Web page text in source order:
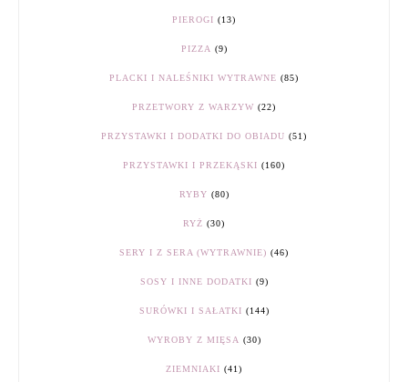
PIEROGI (13)
PIZZA (9)
PLACKI I NALEŚNIKI WYTRAWNE (85)
PRZETWORY Z WARZYW (22)
PRZYSTAWKI I DODATKI DO OBIADU (51)
PRZYSTAWKI I PRZEKĄSKI (160)
RYBY (80)
RYŻ (30)
SERY I Z SERA (WYTRAWNIE) (46)
SOSY I INNE DODATKI (9)
SURÓWKI I SAŁATKI (144)
WYROBY Z MIĘSA (30)
ZIEMNIAKI (41)